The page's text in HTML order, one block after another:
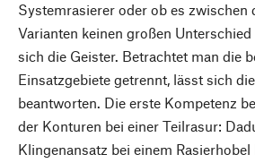
Systemrasierer oder ob es zwischen
Varianten keinen großen
sich die Geister. Betrachtet man die
Einsatzgebiete getrennt, lässt sich
beantworten. Die erste Kompetenz
der Konturen bei einer Teilrasur:
Klingenansatz bei einem